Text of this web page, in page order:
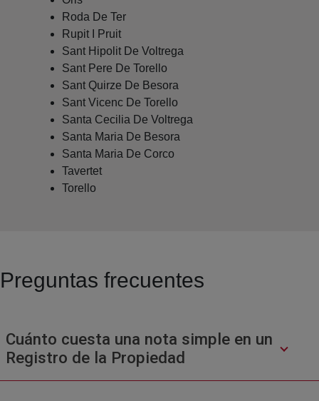
Roda De Ter
Rupit I Pruit
Sant Hipolit De Voltrega
Sant Pere De Torello
Sant Quirze De Besora
Sant Vicenc De Torello
Santa Cecilia De Voltrega
Santa Maria De Besora
Santa Maria De Corco
Tavertet
Torello
Preguntas frecuentes
Cuánto cuesta una nota simple en un
Registro de la Propiedad